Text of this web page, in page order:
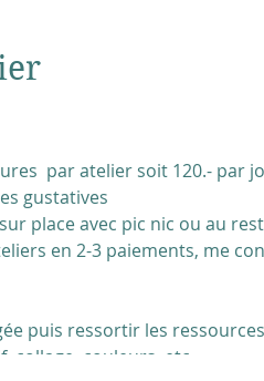
par atelier soit 120.- par
gustatives
place avec pic nic ou au
en 2-3 paiements, me
puis ressortir les
collage, couleurs, etc